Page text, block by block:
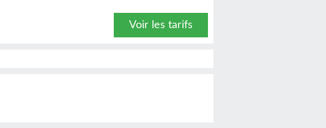
Voir les tarifs